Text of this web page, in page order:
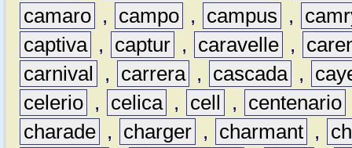
camaro , campo , campus ,
captiva , captur , caravelle ,
carnival
, carrera , cascada ,
celerio , celica , cell , centenario
charade , charger , charmant ,